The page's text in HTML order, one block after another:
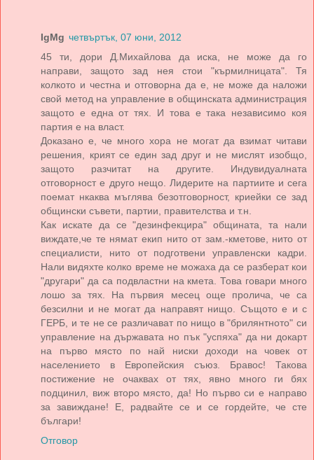
IgMg четвъртък, 07 юни, 2012
45 ти, дори Д.Михайлова да иска, не може да го
направи, защото зад нея стои "кърмилницата". Тя
колкото и честна и отговорна да е, не може да наложи
свой метод на управление в общинската администрация
защото е една от тях. И това е така независимо коя
партия е на власт.
Доказано е, че много хора не могат да взимат читави
решения, крият се един зад друг и не мислят изобщо,
защото разчитат на другите. Индувидуалната
отговорност е друго нещо. Лидерите на партиите и сега
поемат нкаква мъглява безотговорност, криейки се зад
общински съвети, партии, правителства и т.н.
Как искате да се "дезинфекцира" общината, та нали
виждате,че те нямат екип нито от зам.-кметове, нито от
специалисти, нито от подготвени управленски кадри.
Нали видяхте колко време не можаха да се разберат кои
"другари" да са подвластни на кмета. Това говари много
лошо за тях. На първия месец още пролича, че са
безсилни и не могат да направят нищо. Същото е и с
ГЕРБ, и те не се различават по нищо в "брилянтното" си
управление на държавата но пък "успяха" да ни докарт
на първо място по най ниски доходи на човек от
населението в Европейския съюз. Бравос! Такова
постижение не очаквах от тях, явно много ги бях
подцинил, виж второ място, да! Но първо си е направо
за завиждане! Е, радвайте се и се гордейте, че сте
българи!
Отговор